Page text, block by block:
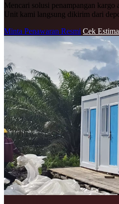
Mencari solusi penampangan
Unit kami langsung dikirim dari
Minta Penawaran Resmi Cek